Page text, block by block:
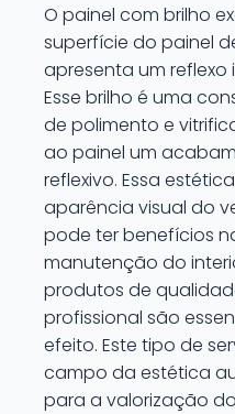
O painel com brilho
superfície do painel
apresenta um reflexo
Esse brilho é uma
de polimento e
ao painel um
reflexivo. Essa
aparência visual do
pode ter benefícios
manutenção do
produtos de
profissional são
efeito. Este tipo de
campo da estética
para a valorização